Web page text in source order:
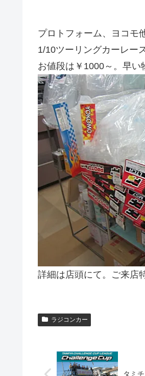
プロトフォーム、ヨコモ
1/10ツーリングカーレー
お値段は￥1000～。早い
詳細は店頭にて。ご来店
ラジコンカー
タミ